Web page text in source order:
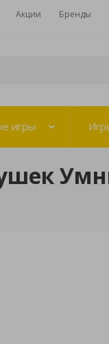
Акции Бренды
игры